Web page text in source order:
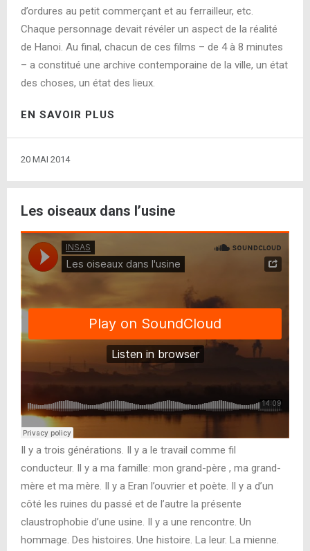
d’ordures au petit commerçant et au ferrailleur, etc.
Chaque personnage devait révéler un aspect de la réalité
de Hanoi. Au final, chacun de ces films – de 4 à 8 minutes
– a constitué une archive contemporaine de la ville, un état
des choses, un état des lieux.
EN SAVOIR PLUS
20 MAI 2014
Les oiseaux dans l’usine
Il y a trois générations. Il y a le travail comme fil
conducteur. Il y a ma famille: mon grand-père , ma grand-
mère et ma mère. Il y a Eran l’ouvrier et poète. Il y a d’un
côté les ruines du passé et de l’autre la présente
claustrophobie d’une usine. Il y a une rencontre. Un
hommage. Des histoires. Une histoire. La leur. La mienne.